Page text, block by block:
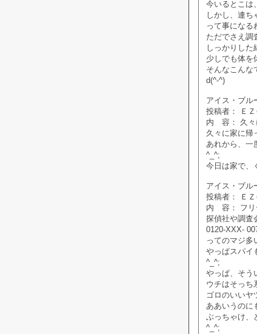
今いるとこは
しかし、連ち
って事になる
ただでさえ調
しっかりした
少しでも体を
そんなこんな
d(^-^)
アイス・ブ
投稿者： ＥＺ
内 容： 久々
久々に家に帰
あれから、一
^_^;
今日は家で、
アイス・ブ
投稿者： ＥＺ
内 容： フリ
探偵社や調査
0120-XXX-
ってのマジ多
やっぱスパイ
^_^;
やっぱ、そう
ウチはそっ
ゴロのいいヤ
ああいうのに
ぶっちゃけ、
^_^;